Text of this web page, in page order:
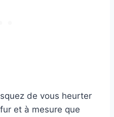
de vous heurter
et à mesure que